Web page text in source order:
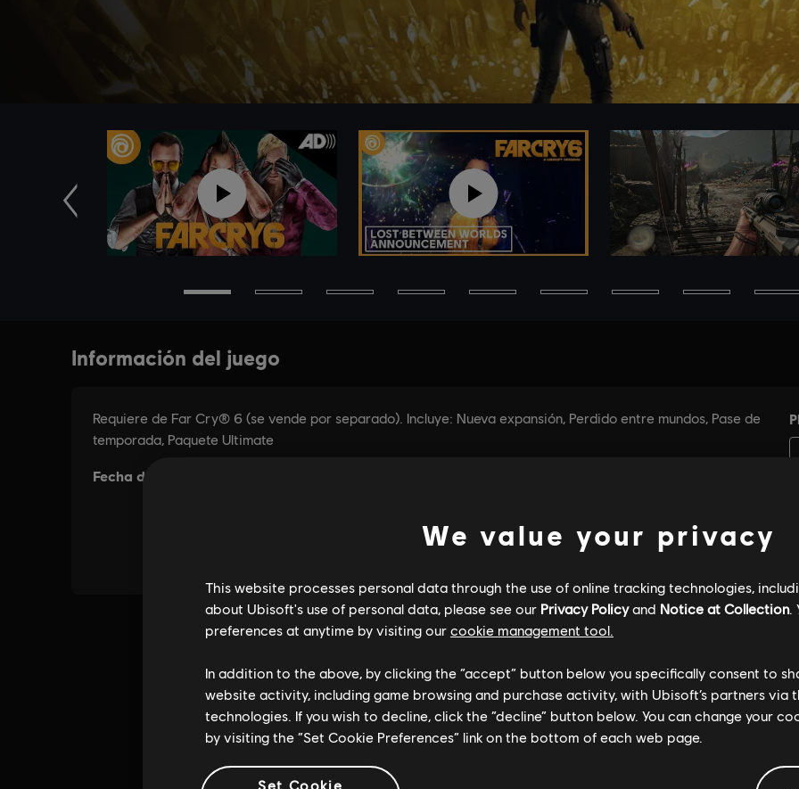
Anterior
We value your privacy
This website processes personal data through the use of online tracking technologies,
about Ubisoft's use of personal data, please see our Privacy Policyand Notice at Collection.
preferences at anytime by visiting our cookie management tool.
In addition to the above, by clicking the “accept” button below you specifically consent to
website activity, including game browsing and purchase activity, with Ubisoft’s partners via
technologies. If you wish to decline, click the “decline” button below. You can change your
by visiting the “Set Cookie Preferences” link on the bottom of each web page.
Set Cookie